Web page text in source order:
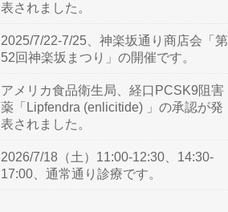
表されました。
2025/7/22-7/25、神楽坂通り商店会「第
52回神楽坂まつり」の開催です。
アメリカ食品衛生局、経口PCSK9阻害
薬「Lipfendra (enlicitide) 」の承認が発
表されました。
2026/7/18（土）11:00-12:30、14:30-
17:00、通常通り診療です。